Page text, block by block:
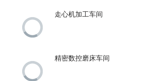
走心机加工车间
精密数控磨床车间